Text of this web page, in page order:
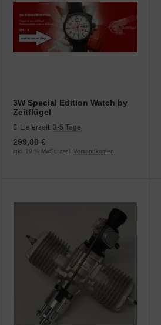
3W Special Edition Watch by
Zeitflügel
Lieferzeit: 3-5 Tage
299,00 €
inkl. 19 % MwSt. zzgl. Versandkosten